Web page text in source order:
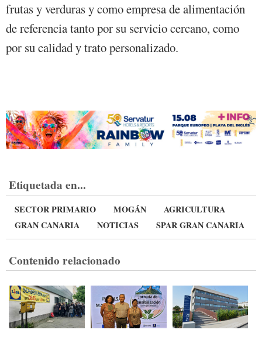
frutas y verduras y como empresa de alimentación
de referencia tanto por su servicio cercano, como
por su calidad y trato personalizado.
Etiquetada en...
SECTOR PRIMARIO MOGÁN
AGRICULTURA
GRAN CANARIA
NOTICIAS SPAR GRAN CANARIA
Contenido relacionado